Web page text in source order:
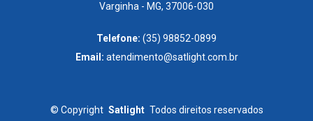
Varginha - MG, 37006-030
Telefone: (35) 98852-0899
Email: atendimento@satlight.com.br
© Copyright Satlight Todos direitos reservados